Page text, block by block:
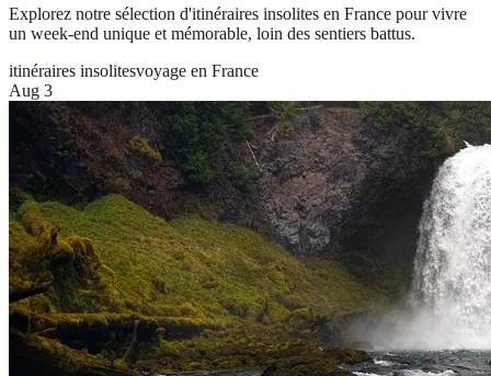
Explorez notre sélection d'itinéraires insolites en France pour vivre
un week-end unique et mémorable, loin des sentiers battus.
itinéraires insolitesvoyage en France
Aug 3